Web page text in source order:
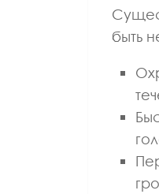
быть